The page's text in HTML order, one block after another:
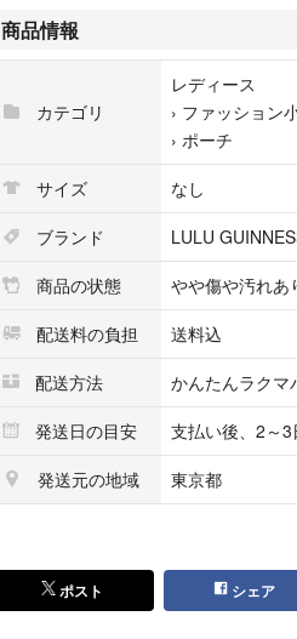
商品情報
カテゴリ
レディース
› ファッション
› ポーチ
サイズ
なし
ブランド
LULU
商品の状態
やや傷や汚れあ
配送料の負担
送料込
配送方法
かんたんラクマ
発送日の目安
支払い後、2～3
発送元の地域
東京都
ポスト シェア